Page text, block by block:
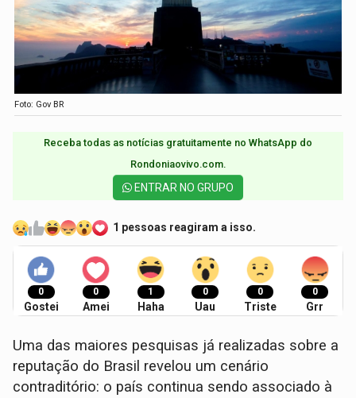
Foto: Gov BR
Receba todas as notícias gratuitamente no WhatsApp do
Rondoniaovivo.com.​
ENTRAR NO GRUPO
1 pessoas reagiram a isso.
0
Gostei
0
Amei
1
Haha
0
Uau
0
Triste
0
Grr
Uma das maiores pesquisas já realizadas sobre a
reputação do Brasil revelou um cenário
contraditório: o país continua sendo associado à